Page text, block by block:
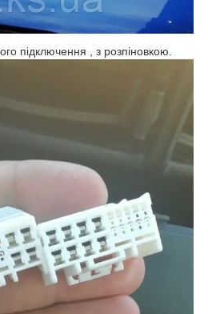
підключення , з розпіновкою.